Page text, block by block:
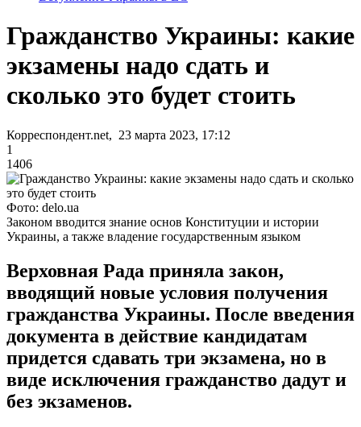
Гражданство Украины: какие
экзамены надо сдать и
сколько это будет стоить
Корреспондент.net, 23 марта 2023, 17:12
1
1406
Фото: delo.ua
Законом вводится знание основ Конституции и истории
Украины, а также владение государственным языком
Верховная Рада приняла закон,
вводящий новые условия получения
гражданства Украины. После введения
документа в действие кандидатам
придется сдавать три экзамена, но в
виде исключения гражданство дадут и
без экзаменов.